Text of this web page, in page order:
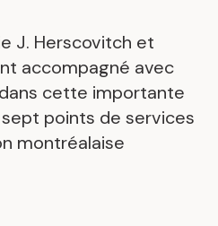
J. Herscovitch et
accompagné avec
cette importante
points de services
montréalaise